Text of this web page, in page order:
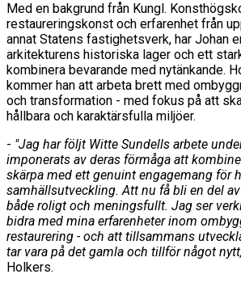
Med en bakgrund från Kungl.
restaureringskonst och erfarenhet från
annat Statens fastighetsverk, har Johan
arkitekturens historiska lager och ett
kombinera bevarande med nytänkande.
kommer han att arbeta brett med
och transformation - med fokus på att
hållbara och karaktärsfulla miljöer.
- "Jag har följt Witte Sundells arbete
imponerats av deras förmåga att
skärpa med ett genuint engagemang för
samhällsutveckling. Att nu få bli en del
både roligt och meningsfullt. Jag ser
bidra med mina erfarenheter inom
restaurering - och att tillsammans
tar vara på det gamla och tillför något
Holkers.